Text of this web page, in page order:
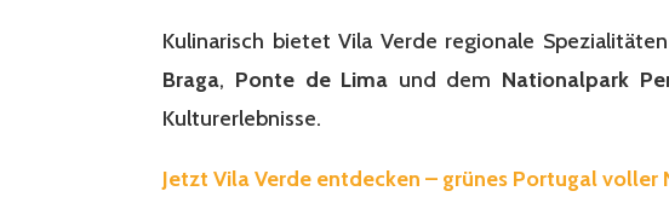
Kulinarisch bietet Vila Verde regionale
Braga, Ponte de Lima und dem Nationalpark
Kulturerlebnisse.
Jetzt Vila Verde entdecken – grünes Portugal